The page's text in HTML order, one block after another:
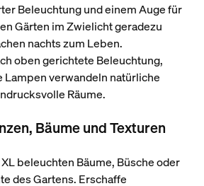
Beleuchtung und einem Auge für
Gärten im Zwielicht geradezu
nachts zum Leben.
oben gerichtete Beleuchtung,
Lampen verwandeln natürliche
Räume.
Bäume und Texturen
beleuchten Bäume, Büsche oder
des Gartens. Erschaffe